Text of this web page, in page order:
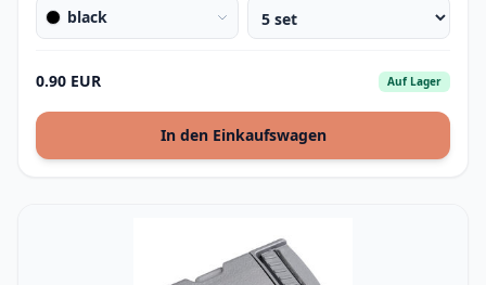
black
0.90 EUR Auf Lager
In den Einkaufswagen